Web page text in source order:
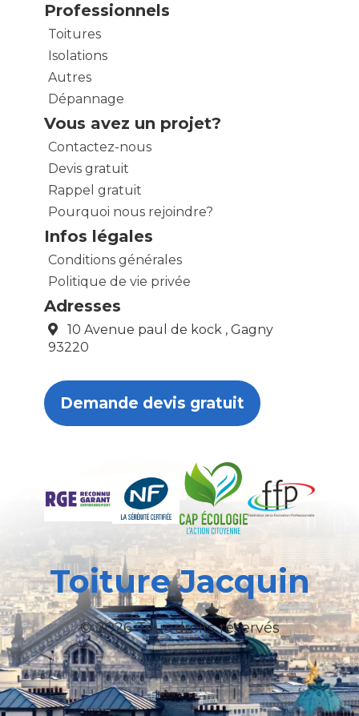
Professionnels
Toitures
Isolations
Autres
Dépannage
Vous avez un projet?
Contactez-nous
Devis gratuit
Rappel gratuit
Pourquoi nous rejoindre?
Infos légales
Conditions générales
Politique de vie privée
Adresses
10 Avenue paul de kock , Gagny
93220
Demande devis gratuit
Toiture Jacquin
© 2026 Tous droits réservés